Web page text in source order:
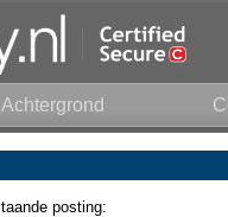
Achtergrond
posting: